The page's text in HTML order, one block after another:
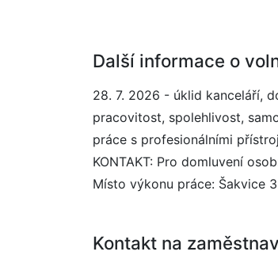
Další informace o
28. 7. 2026 - úklid kanceláří,
pracovitost, spolehlivost,
práce s profesionálními
KONTAKT: Pro domluvení
Místo výkonu práce: Šakvice
Kontakt na